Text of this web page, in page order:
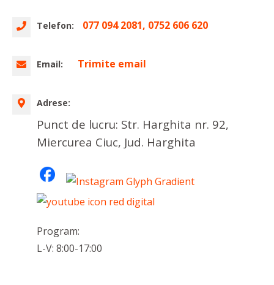
Telefon: 077 094 2081, 0752 606 620
Email: Trimite email
Adrese:
Punct de lucru: Str. Harghita nr. 92,
Miercurea Ciuc, Jud. Harghita
Program:
L-V: 8:00-17:00